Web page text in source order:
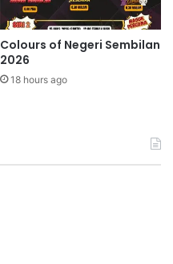
Colours of Negeri Sembilan
2026
18 hours ago